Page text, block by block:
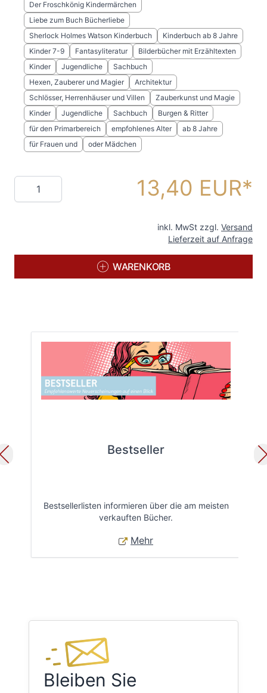
Der Froschkönig Kindermärchen
Liebe zum Buch Bücherliebe
Sherlock Holmes Watson Kinderbuch
Kinderbuch ab 8 Jahre
Kinder 7-9
Fantasyliteratur
Bilderbücher mit Erzähltexten
Kinder
Jugendliche
Sachbuch
Hexen, Zauberer und Magier
Architektur
Schlösser, Herrenhäuser und Villen
Zauberkunst und Magie
Kinder
Jugendliche Sachbuch
Burgen & Ritter
für den Primarbereich
empfohlenes Alter
ab 8 Jahre
für Frauen und
oder Mädchen
Menge 13,40 EUR
inkl. MwSt zzgl. Versand
Lieferzeit auf Anfrage
WARENKORB
Bestseller
Bestsellerlisten informieren über die am meisten
verkauften Bücher.
Mehr
Bleiben Sie